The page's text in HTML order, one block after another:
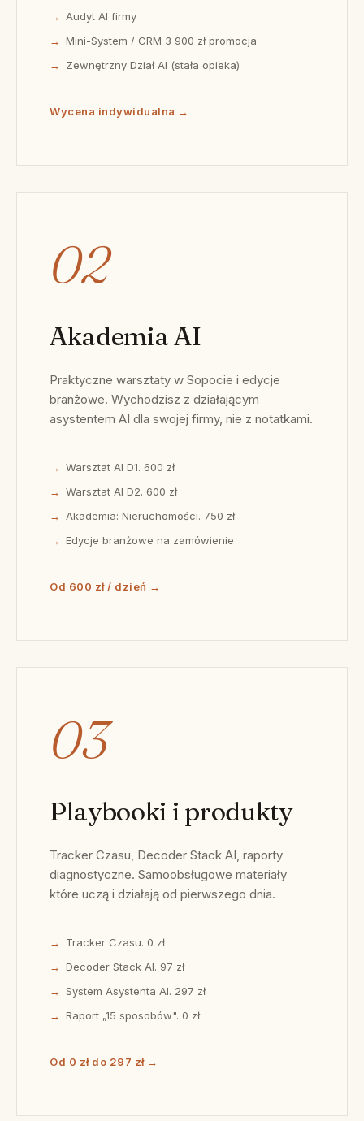
Audyt AI firmy
Mini-System / CRM 3 900 zł promocja
Zewnętrzny Dział AI (stała opieka)
Wycena indywidualna →
02
Akademia AI
Praktyczne warsztaty w Sopocie i edycje
branżowe. Wychodzisz z działającym
asystentem AI dla swojej firmy, nie z notatkami.
Warsztat AI D1. 600 zł
Warsztat AI D2. 600 zł
Akademia: Nieruchomości. 750 zł
Edycje branżowe na zamówienie
Od 600 zł / dzień →
03
Playbooki i produkty
Tracker Czasu, Decoder Stack AI, raporty
diagnostyczne. Samoobsługowe materiały
które uczą i działają od pierwszego dnia.
Tracker Czasu. 0 zł
Decoder Stack AI. 97 zł
System Asystenta AI. 297 zł
Raport „15 sposobów". 0 zł
Od 0 zł do 297 zł →